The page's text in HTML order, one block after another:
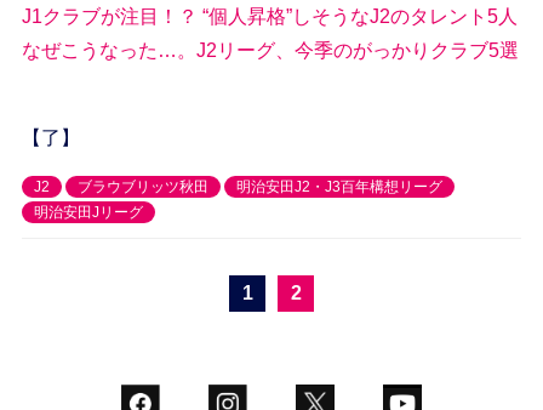
J1クラブが注目！？ “個人昇格”しそうなJ2のタレント5人
なぜこうなった…。J2リーグ、今季のがっかりクラブ5選
【了】
J2 ブラウブリッツ秋田
明治安田J2・J3百年構想リーグ
明治安田Jリーグ
1 2